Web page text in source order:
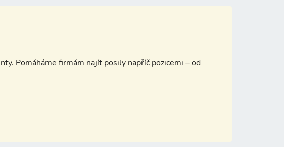
Pomáháme firmám najít posily napříč pozicemi – od